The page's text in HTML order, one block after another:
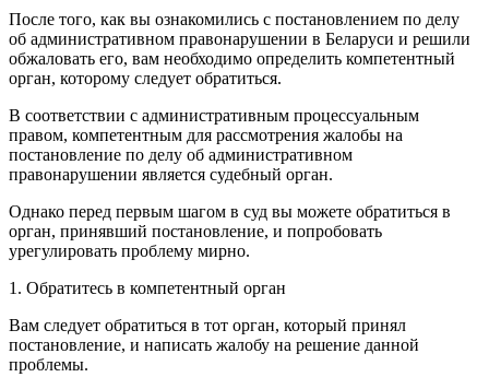
После того, как вы ознакомились с постановлением по делу
об административном правонарушении в Беларуси и решили
обжаловать его, вам необходимо определить компетентный
орган, которому следует обратиться.
В соответствии с административным процессуальным
правом, компетентным для рассмотрения жалобы на
постановление по делу об административном
правонарушении является судебный орган.
Однако перед первым шагом в суд вы можете обратиться в
орган, принявший постановление, и попробовать
урегулировать проблему мирно.
1. Обратитесь в компетентный орган
Вам следует обратиться в тот орган, который принял
постановление, и написать жалобу на решение данной
проблемы.